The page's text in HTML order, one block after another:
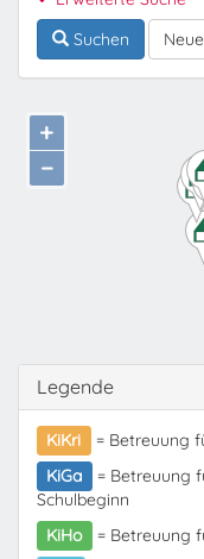
Suchen
+
−
Legende
KiKri
= Betreuung
KiGa
= Betreuung
Schulbeginn
KiHo
= Betreuung